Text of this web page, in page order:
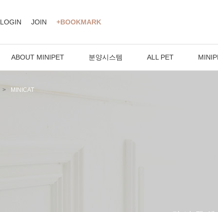
LOGIN JOIN +BOOKMARK
ABOUT MINIPET 분양시스템 ALL PET
MINICAT